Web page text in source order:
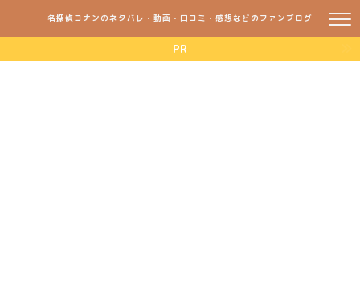
名探偵コナンのネタバレ・動画・口コミ・感想などのファンブログ
PR